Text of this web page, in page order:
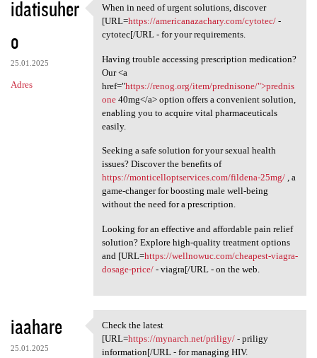
idatisuher
o
25.01.2025
Adres
When in need of urgent
When in need of urgent solutions, discover
[URL=https://americanazachary.com/cytotec/-
cytotec[/URL - for your requirements.
Having trouble accessing prescription medication?
Our <a
href="https://renog.org/item/prednisone/">prednis
one40mg</a> option offers a convenient solution,
enabling you to acquire vital pharmaceuticals
easily.
Seeking a safe solution for your sexual health
issues? Discover the benefits of
https://monticelloptservices.com/fildena-25mg/, a
game-changer for boosting male well-being
without the need for a prescription.
Looking for an effective and affordable pain relief
solution? Explore high-quality treatment options
and [URL=https://wellnowuc.com/cheapest-viagra-
dosage-price/- viagra[/URL - on the web.
iaahare
25.01.2025
Check the latest [URL=https:/
Check the latest
[URL=https://mynarch.net/priligy/- priligy
information[/URL - for managing HIV.